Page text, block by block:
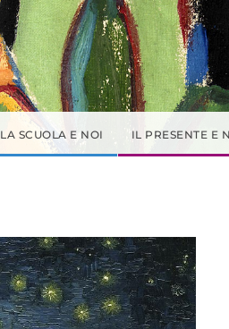
LA SCUOLA E NOI IL PRESENTE E